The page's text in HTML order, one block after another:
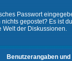
Passwort
gepostet? Es
Welt der Diskussionen.
Benutzerangaben